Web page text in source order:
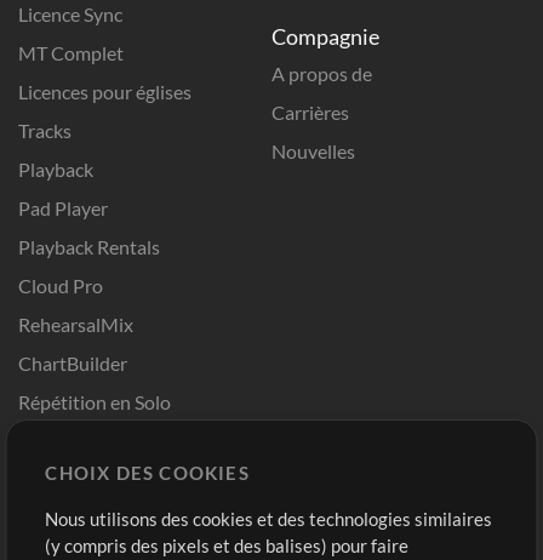
Licence Sync
MT Complet
Licences pour églises
Tracks
Playback
Pad Player
Playback Rentals
Cloud Pro
RehearsalMix
ChartBuilder
Répétition en Solo
Modèles ProPresenter
Sons
Compagnie
A propos de
Carrières
Nouvelles
CHOIX DES COOKIES
Nous utilisons des cookies et des technologies similaires
(y compris des pixels et des balises) pour faire